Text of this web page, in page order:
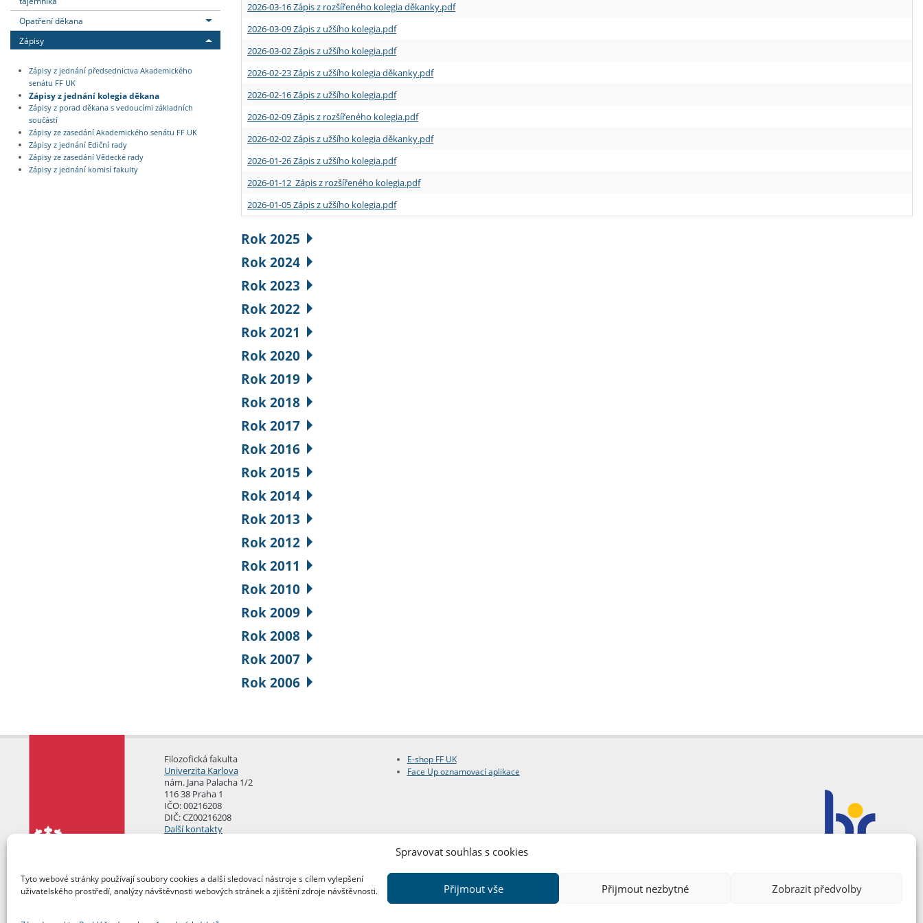
Spravovat souhlas s cookies
Tyto webové stránky používají soubory cookies a další sledovací nástroje s cílem vylepšení
uživatelského prostředí, analýzy návštěvnosti webových stránek a zjištění zdroje návštěvnosti.
Přijmout vše Přijmout nezbytné Zobrazit předvolby
Opatření děkana
Zápisy
Zápisy z jednání předsednictva Akademického
senátu FF UK
Zápisy z jednání kolegia děkana
Zápisy z porad děkana s vedoucími základních
součástí
Zápisy ze zasedání Akademického senátu FF UK
Zápisy z jednání Ediční rady
Zápisy ze zasedání Vědecké rady
Zápisy z jednání komisí fakulty
2026-03-16 Zápis z rozšířeného kolegia děkanky.pdf
2026-03-09 Zápis z užšího kolegia.pdf
2026-03-02 Zápis z užšího kolegia.pdf
2026-02-23 Zápis z užšího kolegia děkanky.pdf
2026-02-16 Zápis z užšího kolegia.pdf
2026-02-09 Zápis z rozšířeného kolegia.pdf
2026-02-02 Zápis z užšího kolegia děkanky.pdf
2026-01-26 Zápis z užšího kolegia.pdf
2026-01-12 Zápis z rozšířeného kolegia.pdf
2026-01-05 Zápis z užšího kolegia.pdf
Rok 2025
Rok 2024
Rok 2023
Rok 2022
Rok 2021
Rok 2020
Rok 2019
Rok 2018
Rok 2017
Rok 2016
Rok 2015
Rok 2014
Rok 2013
Rok 2012
Rok 2011
Rok 2010
Rok 2009
Rok 2008
Rok 2007
Rok 2006
Filozofická fakulta
Univerzita Karlova
nám. Jana Palacha 1/2
116 38 Praha 1
IČO: 00216208
DIČ: CZ00216208
Další kontakty
E-shop FF UK
Face Up oznamovací aplikace